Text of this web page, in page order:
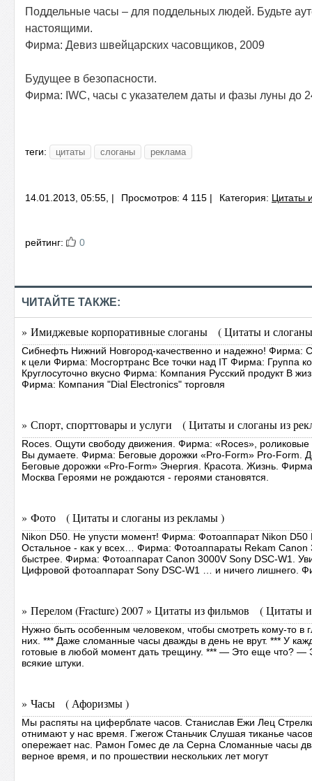
Поддельные часы – для поддельных людей. Будьте
настоящими.
Фирма: Девиз швейцарских часовщиков, 2009
Будущее в безопасности.
Фирма: IWC, часы с указателем даты и фазы луны до
теги: цитаты слоганы реклама
14.01.2013, 05:55, | Просмотров: 4 115 | Категория: Цитаты
рейтинг: 0
ЧИТАЙТЕ ТАКЖЕ:
» Имиджевые корпоративные слоганы ( Цитаты и
Сибнефть Нижний Новгород-качественно и надежно! Фирма:
к цели Фирма: Мосгортранс Все точки над IT Фирма: Группа
Круглосуточно вкусно Фирма: Компания Русский продукт В
Фирма: Компания "Dial Electronics" торговля
» Спорт, спорттовары и услуги ( Цитаты и слоганы из
Roces. Ощути свободу движения. Фирма: «Roces»,
Вы думаете. Фирма: Беговые дорожки «Pro-Form» Pro-Form.
Беговые дорожки «Pro-Form» Энергия. Красота. Жизнь.
Москва Героями не рождаются - героями становятся.
» Фото ( Цитаты и слоганы из рекламы )
Nikon D50. Не упусти момент! Фирма: Фотоаппарат Nikon D50
Остальное - как у всех… Фирма: Фотоаппараты Rekam
быстрее. Фирма: Фотоаппарат Canon 3000V Sony DSC-W1.
Цифровой фотоаппарат Sony DSC-W1 … и ничего лишнего.
» Перелом (Fracture) 2007 » Цитаты из фильмов ( Цитаты
Нужно быть особенным человеком, чтобы смотреть кому-то в
них. *** Даже сломанные часы дважды в день не врут. *** У
готовые в любой момент дать трещину. *** — Это еще что? —
всякие штуки.
» Часы ( Афоризмы )
Мы распяты на циферблате часов. Станислав Ежи Лец
отнимают у нас время. Гжегож Станьчик Слушая тиканье
опережает нас. Рамон Гомес де ла Серна Сломанные часы
верное время, и по прошествии нескольких лет могут